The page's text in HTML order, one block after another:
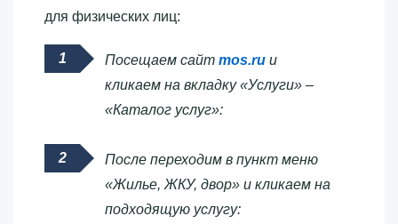
для физических лиц:
Посещаем сайт mos.ru и
кликаем на вкладку «Услуги» –
«Каталог услуг»:
После переходим в пункт меню
«Жилье, ЖКУ, двор» и кликаем на
подходящую услугу: